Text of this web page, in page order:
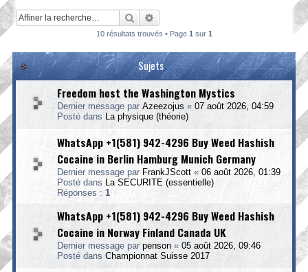
Rechercher
10 résultats trouvés • Page 1 sur 1
Sujets
Freedom host the Washington Mystics
Dernier message par Azeezojus « 07 août 2026, 04:59
Posté dans
La physique (théorie)
WhatsApp +1(581) 942-4296 Buy Weed Hashish
Cocaine in Berlin Hamburg Munich Germany
Dernier message par FrankJScott « 06 août 2026, 01:39
Posté dans
La SECURITE (essentielle)
Réponses : 1
WhatsApp +1(581) 942-4296 Buy Weed Hashish
Cocaine in Norway Finland Canada UK
Dernier message par penson « 05 août 2026, 09:46
Posté dans Championnat Suisse 2017